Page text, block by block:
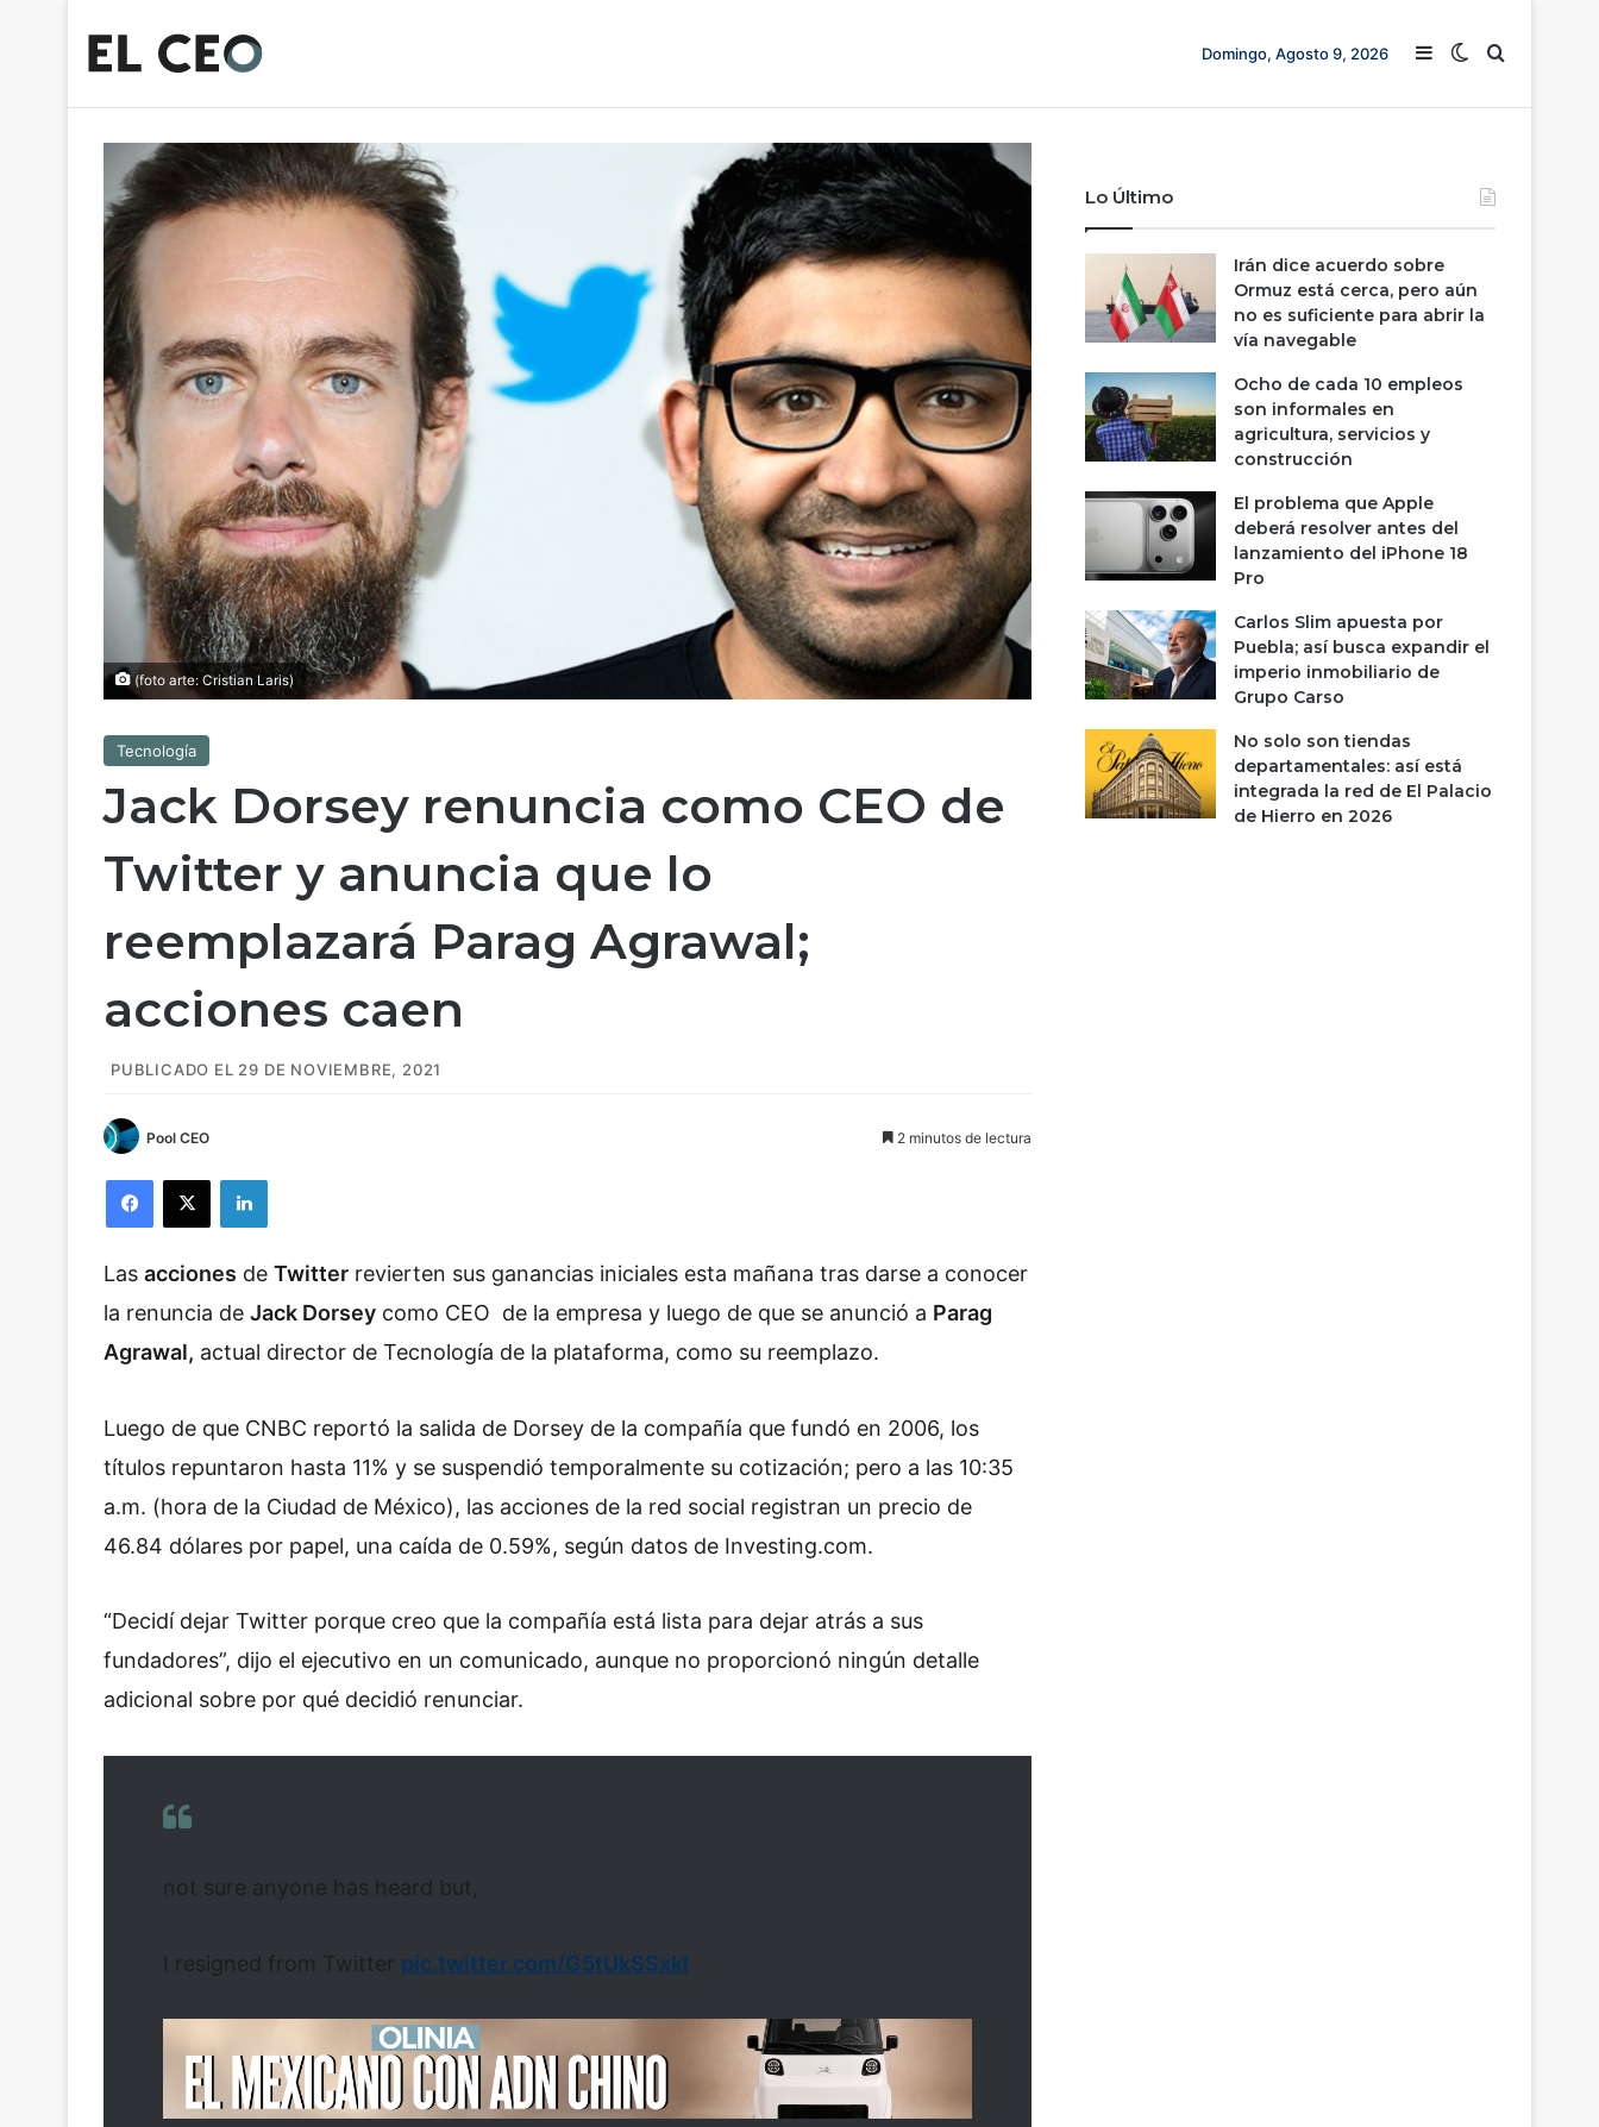
Domingo, Agosto 9, 2026 Barra lateral
Switch skin
Buscar
(foto arte: Cristian Laris)
Tecnología
Jack Dorsey renuncia como CEO de
Twitter y anuncia que lo
reemplazará Parag Agrawal;
acciones caen
PUBLICADO EL 29 DE NOVIEMBRE, 2021
Pool CEO 2 minutos de lectura
Las acciones de Twitter revierten sus ganancias iniciales esta mañana tras darse a conocer
la renuncia de Jack Dorsey como CEO de la empresa y luego de que se anunció a Parag
Agrawal, actual director de Tecnología de la plataforma, como su reemplazo.
Luego de que CNBC reportó la salida de Dorsey de la compañía que fundó en 2006, los
títulos repuntaron hasta 11% y se suspendió temporalmente su cotización; pero a las 10:35
a.m. (hora de la Ciudad de México), las acciones de la red social registran un precio de
46.84 dólares por papel, una caída de 0.59%, según datos de Investing.com.
“Decidí dejar Twitter porque creo que la compañía está lista para dejar atrás a sus
fundadores”, dijo el ejecutivo en un comunicado, aunque no proporcionó ningún detalle
adicional sobre por qué decidió renunciar.
not sure anyone has heard but,
I resigned from Twitter pic.twitter.com/G5tUkSSxkl
Lo Último
Irán dice acuerdo sobre
Ormuz está cerca, pero aún
no es suficiente para abrir la
vía navegable
Ocho de cada 10 empleos
son informales en
agricultura, servicios y
construcción
El problema que Apple
deberá resolver antes del
lanzamiento del iPhone 18
Pro
Carlos Slim apuesta por
Puebla; así busca expandir el
imperio inmobiliario de
Grupo Carso
No solo son tiendas
departamentales: así está
integrada la red de El Palacio
de Hierro en 2026